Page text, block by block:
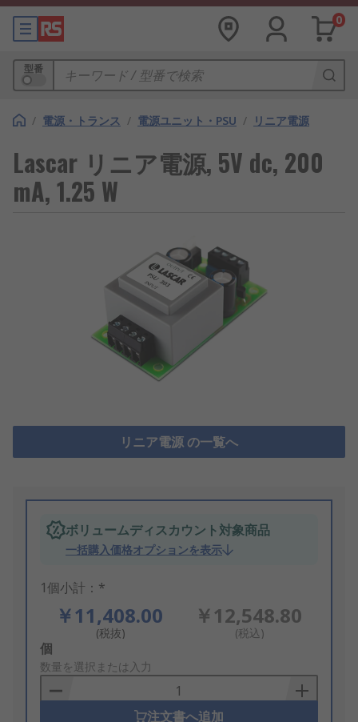
0
型番
/ 電源・トランス / 電源ユニット・PSU / リニア電源
Lascar リニア電源, 5V dc, 200
mA, 1.25 W
リニア電源 の一覧へ
ボリュームディスカウント対象商品
一括購入価格オプションを表示
1個小計：*
￥11,408.00
(税抜)
￥12,548.80
(税込)
Add
to
Basket
個
数量を選択または入力
注文書へ追加